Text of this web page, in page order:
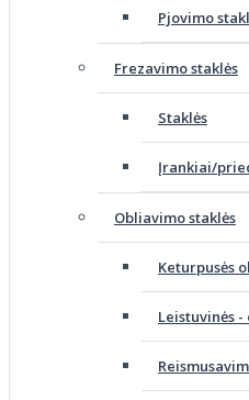
Pjovimo
Frezavimo staklės
Staklės
Įrankiai/
Obliavimo staklės
Keturpusės
Leistuvinės